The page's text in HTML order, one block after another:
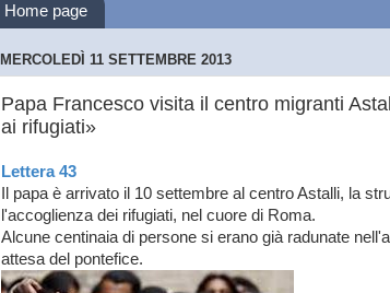
Home page
MERCOLEDÌ 11 SETTEMBRE 2013
Papa Francesco visita il centro migranti
ai rifugiati»
Lettera 43
Il papa è arrivato il 10 settembre al centro Astalli, la
l'accoglienza dei rifugiati, nel cuore di Roma.
Alcune centinaia di persone si erano già radunate
attesa del pontefice.